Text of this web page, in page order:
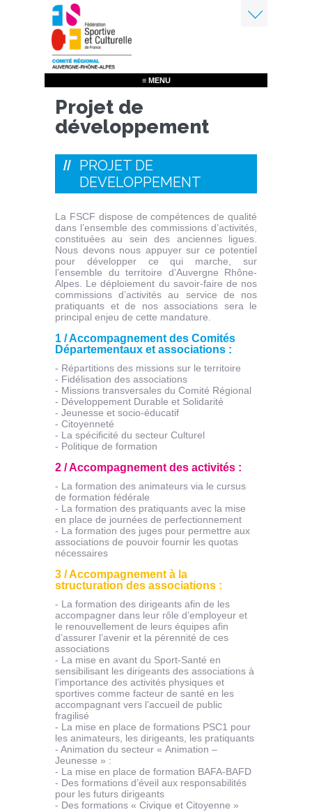
Aller
au
contenu
principal
≡ MENU
Projet de
développement
PROJET DE
DEVELOPPEMENT
La FSCF dispose de compétences de qualité
dans l’ensemble des commissions d’activités,
constituées au sein des anciennes ligues.
Nous devons nous appuyer sur ce potentiel
pour développer ce qui marche, sur
l’ensemble du territoire d’Auvergne Rhône-
Alpes. Le déploiement du savoir-faire de nos
commissions d’activités au service de nos
pratiquants et de nos associations sera le
principal enjeu de cette mandature.
1 / Accompagnement des Comités
Départementaux et associations :
- Répartitions des missions sur le territoire
- Fidélisation des associations
- Missions transversales du Comité Régional
- Développement Durable et Solidarité
- Jeunesse et socio-éducatif
- Citoyenneté
- La spécificité du secteur Culturel
- Politique de formation
2 / Accompagnement des activités :
- La formation des animateurs via le cursus
de formation fédérale
- La formation des pratiquants avec la mise
en place de journées de perfectionnement
- La formation des juges pour permettre aux
associations de pouvoir fournir les quotas
nécessaires
3 / Accompagnement à la
structuration des associations :
- La formation des dirigeants afin de les
accompagner dans leur rôle d’employeur et
le renouvellement de leurs équipes afin
d’assurer l’avenir et la pérennité de ces
associations
- La mise en avant du Sport-Santé en
sensibilisant les dirigeants des associations à
l’importance des activités physiques et
sportives comme facteur de santé en les
accompagnant vers l’accueil de public
fragilisé
- La mise en place de formations PSC1 pour
les animateurs, les dirigeants, les pratiquants
- Animation du secteur « Animation –
Jeunesse » :
- La mise en place de formation BAFA-BAFD
- Des formations d’éveil aux responsabilités
pour les futurs dirigeants
- Des formations « Civique et Citoyenne »